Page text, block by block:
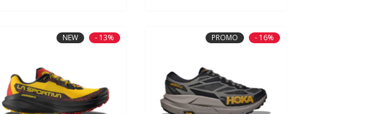
NEW - 13% PROMO - 16%